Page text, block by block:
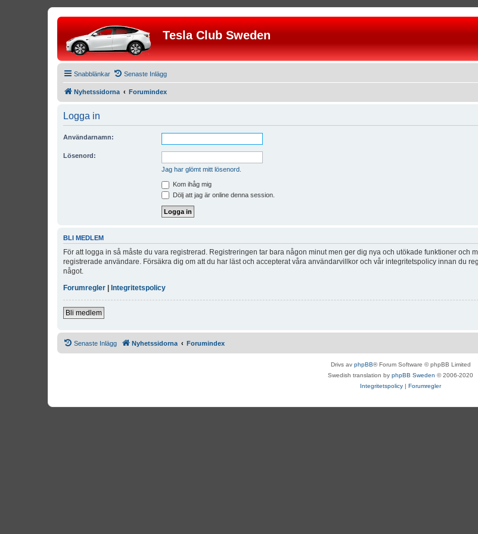
Tesla Club Sweden
Snabblänkar Senaste Inlägg
Nyhetssidorna Forumindex
Logga in
Användarnamn:
Lösenord:
Jag har glömt mitt lösenord.
Kom ihåg mig
Dölj att jag är online denna session.
BLI MEDLEM
För att logga in så måste du vara registrerad. Registreringen tar bara någon minut men ger dig nya och utökade funktioner och
registrerade användare. Försäkra dig om att du har läst och accepterat våra användarvillkor och vår integritetspolicy innan du
något.
Forumregler | Integritetspolicy
Bli medlem
Senaste Inlägg Nyhetssidorna Forumindex
Drivs av phpBB® Forum Software © phpBB Limited
Swedish translation by phpBB Sweden © 2006-2020
Integritetspolicy | Forumregler